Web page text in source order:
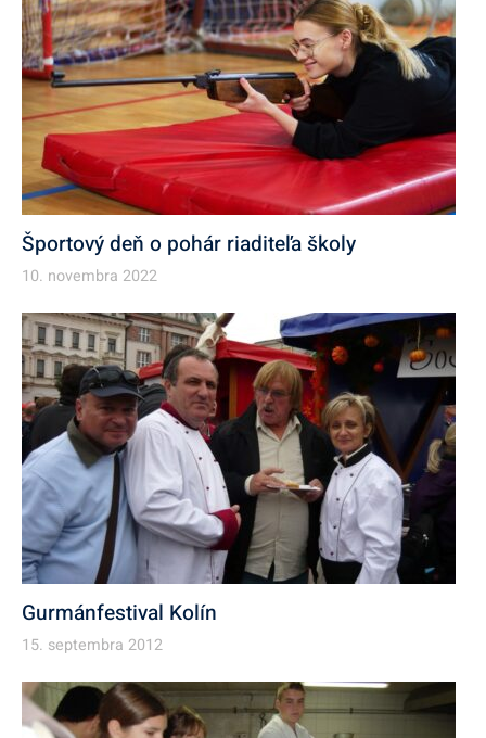
Športový deň o pohár riaditeľa školy
10. novembra 2022
Gurmánfestival Kolín
15. septembra 2012